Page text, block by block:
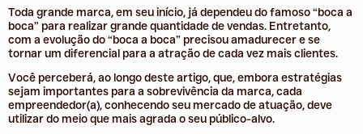
Toda grande marca, em seu início, já dependeu do famoso “boca a
boca” para realizar grande quantidade de vendas. Entretanto,
com a evolução do “boca a boca” precisou amadurecer e se
tornar um diferencial para a atração de cada vez mais clientes.
Você perceberá, ao longo deste artigo, que, embora estratégias
sejam importantes para a sobrevivência da marca, cada
empreendedor(a), conhecendo seu mercado de atuação, deve
utilizar do meio que mais agrada o seu público-alvo.